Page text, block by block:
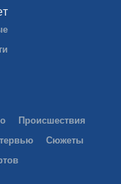
Происшествия
Сюжеты